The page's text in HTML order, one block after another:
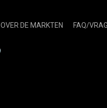
OVER DE MARKTEN FAQ/